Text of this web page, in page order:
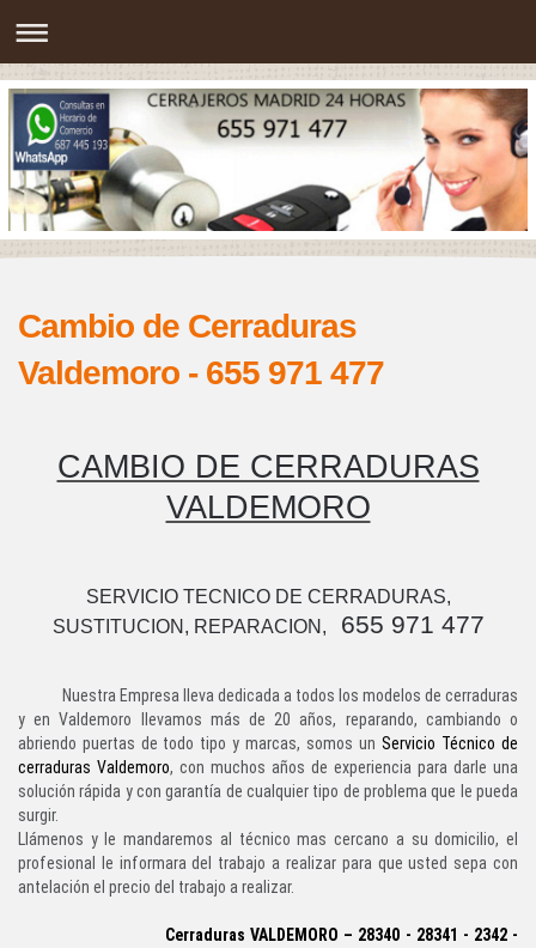
Cambio de Cerraduras
Valdemoro - 655 971 477
CAMBIO DE CERRADURAS
VALDEMORO
SERVICIO TECNICO DE CERRADURAS,
SUSTITUCION, REPARACION,
655 971 477
Nuestra Empresa lleva dedicada a todos los modelos de cerraduras
y en Valdemoro llevamos más de 20 años, reparando, cambiando o
abriendo puertas de todo tipo y marcas, somos un Servicio Técnico de
cerraduras Valdemoro, con muchos años de experiencia para darle una
solución rápida y con garantía de cualquier tipo de problema que le pueda
surgir.
Llámenos y le mandaremos al técnico mas cercano a su domicilio, el
profesional le informara del trabajo a realizar para que usted sepa con
antelación el precio del trabajo a realizar.
Cerraduras VALDEMORO – 28340 - 28341 - 2342 -